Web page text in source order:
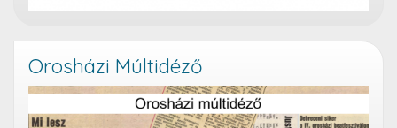
Orosházi Múltidéző